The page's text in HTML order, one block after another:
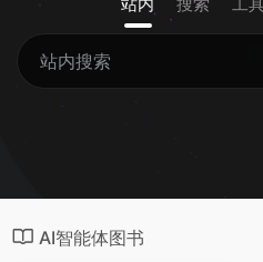
AI智能体图书